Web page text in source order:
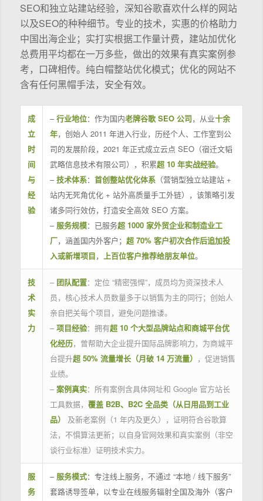
SEO和独立站建站经验，深知谷歌喜欢什么样的网站
以及SEO的种种细节。专业的技术，实惠的价格助力
中国出海企业；实打实根据工作量计费，建站加优化
总费用平均都在一万多些，做出的效果有真实案例参
考，口碑相传。纯白帽整站优化模式；优化的网站不
含有任何黑帽手法，安全有效。
成
立
时
间
与
经
验
–行业地位：作为国内老牌谷歌 SEO 公司，从业十余
年，创始人 2011 年进入行业，历经个人、工作室到公
司的发展阶段，2021 年正式成立云点 SEO（宿迁文韬
武略信息技术有限公司），积累超 10 年实战经验。
–技术体系： 首创整站优化体系（营销型独立站建站 +
站内无死角优化 + 站外高质量手工外链），该策略引发
诸多同行效仿，打造安全高效 SEO 方案。
– 服务规模：已服务超 1000 家外贸企业和制造业工
厂，涵盖国内外客户； 超 70% 客户初次合作后追加投
入或新增项目， 上百位客户推荐给朋友单位。
技
术
实
力
– 团队配置：定位 “精密强悍”，成员均为资深技术人
员，核心技术人员数量多于以销售为主的同行；创始人
亲自把关每个项目，避免问题推诿。
– 项目经验：拥有超 10 个大型品牌站点和商城平台优
化经历，曾帮助大企业提升国际品牌影响力，为商城平
台提升超 50% 流量增长（月破 14 万流量） ，促进销售
业绩。
– 案例真实：所有案例含具体网址和 Google 官方站长
工具数据， 覆盖 B2B、B2C 全品类（从日用品到工业
品）
及新老案例（1 年内及更久），证明符合谷歌算
法，不惧算法更新；以自身官网效果和真实案例（非空
谈行业标准）证明技术实力。
服
务
– 服务模式：专注线上服务，不通过 “本地 / 线下服务”
套路诱导签单，以专业在线服务辐射全国及海外（客户